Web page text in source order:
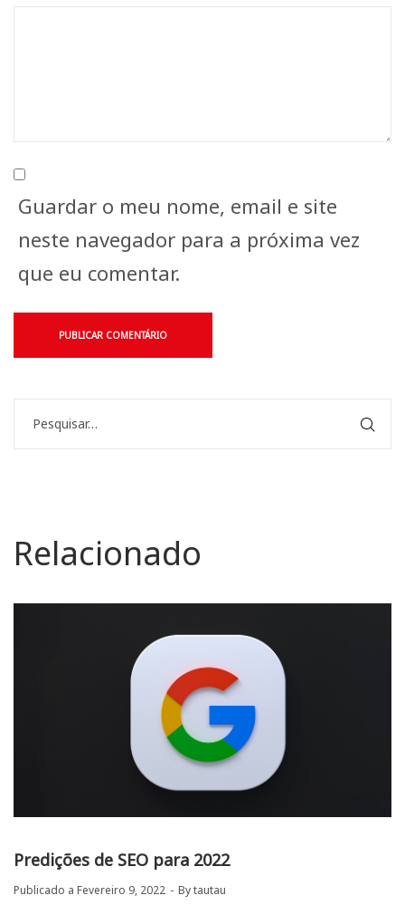
Guardar o meu nome, email e site
neste navegador para a próxima vez
que eu comentar.
Relacionado
Predições de SEO para 2022
Publicado a Fevereiro 9, 2022 Bytautau